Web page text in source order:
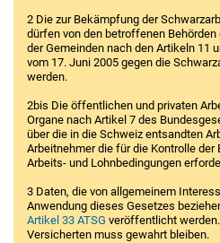
2 Die zur Bekämpfung der
dürfen von den betroffenen Behörden
der Gemeinden nach den Artikeln 11
vom 17. Juni 2005 gegen die
werden.
2bis Die öffentlichen und privaten
Organe nach Artikel 7 des
über die in die Schweiz entsandten
Arbeitnehmer die für die Kontrolle der
Arbeits- und Lohnbedingungen
3 Daten, die von allgemeinem
Anwendung dieses Gesetzes
Artikel 33 ATSG veröffentlicht
Versicherten muss gewahrt bleiben.